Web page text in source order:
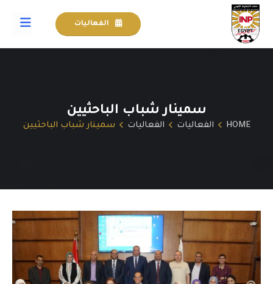
الفعاليات
سمينار شباب الباحثيين
HOME الفعاليات الفعاليات سمينار شباب الباحثيين